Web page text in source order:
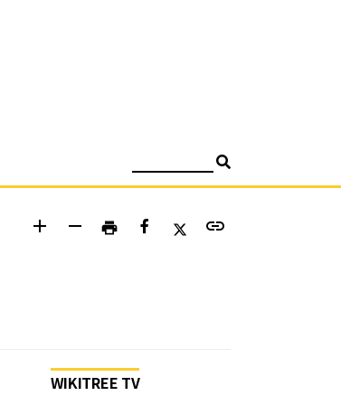
add remove print link
WIKITREE TV